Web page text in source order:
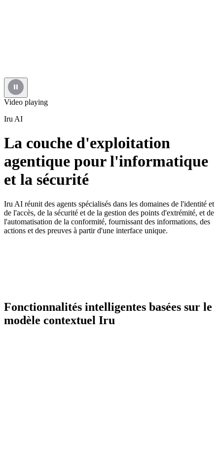
Video playing
Iru AI
La couche d'exploitation
agentique pour l'informatique
et la sécurité
Iru AI réunit des agents spécialisés dans les domaines de l'identité et
de l'accès, de la sécurité et de la gestion des points d'extrémité, et de
l'automatisation de la conformité, fournissant des informations, des
actions et des preuves à partir d'une interface unique.
Fonctionnalités intelligentes basées sur le
modèle contextuel Iru